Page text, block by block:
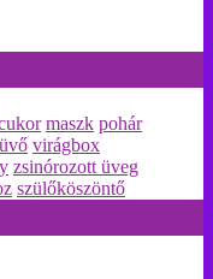
maszk pohár
virágbox
zsinórozott üveg
szülőköszöntő